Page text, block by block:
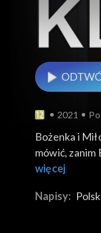
2021
Bożenka i
mówić, zanim
tylko
więcej
Napisy: